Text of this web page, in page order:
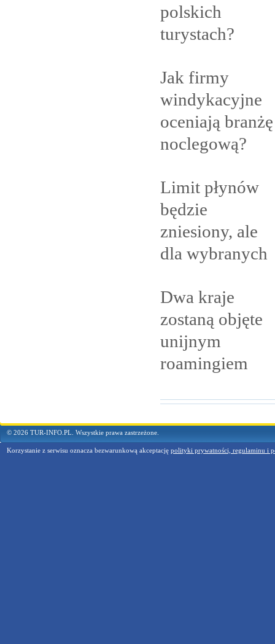
polskich
turystach?
Jak firmy
windykacyjne
oceniają branżę
noclegową?
Limit płynów
będzie
zniesiony, ale
dla wybranych
Dwa kraje
zostaną objęte
unijnym
roamingiem
© 2026 TUR-INFO.PL. Wszystkie prawa zastrzeżone.
Korzystanie z serwisu oznacza bezwarunkową akceptację polityki prywatności, regulaminu i